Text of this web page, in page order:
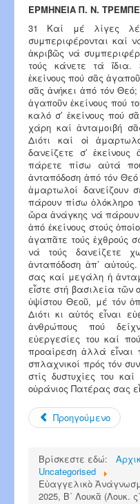
ΕΡΜΗΝΕΙΑ Π. Ν.
31 Καί μέ λίγες
συμπεριφέρονται καί
ἀκριβῶς νά
τούς κάνετε τά
ἐκείνους πού σᾶς
σᾶς ἀνήκει ἀπό τόν
ἀγαποῦν ἐκείνους πού
καλό σ’ ἐκείνους πού
χάρη καί ἀνταμοιβή
Διότι καί οἱ
δανείζετε σ’
πάρετε πίσω αὐτά
ἀνταπόδοση ἀπό τόν Θεό
ἁμαρτωλοί δανείζουν
πάρουν πίσω ὁλόκληρο
ὥρα ἀνάγκης νά πάρουν
ἀπό ἐκείνους στούς
ἀγαπᾶτε τούς ἐχθρούς
νά τούς δανείζετε
ἀνταπόδοση ἀπ’
σας καί μεγάλη ἡ
εἶστε στή βασιλεία
ὑψίστου Θεοῦ, μέ τόν
Διότι κι αὐτός εἶναι
ἀνθρώπους πού
εὐεργεσίες του καί
προαίρεση ἀλλά εἶναι
σπλαχνικοί πρός τόν
στίς δυστυχίες του
οὐράνιος Πατέρας σας
Προηγούμενο
Βρίσκεστε εδώ:
Uncategorised
Εὐαγγελικὸ
2025, Β΄ Λουκᾶ (Λουκ.